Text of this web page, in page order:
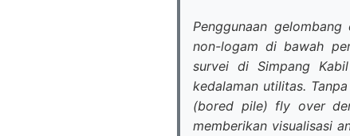
Penggunaan
non-logam di bawah
survei di Simpang
kedalaman utilitas.
(bored pile) fly over
memberikan visualisasi